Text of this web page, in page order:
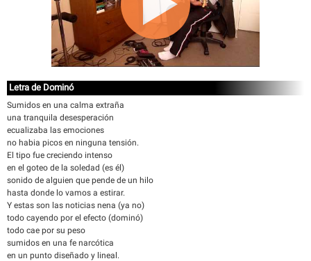
Letra de Dominó
Sumidos en una calma extraña
una tranquila desesperación
ecualizaba las emociones
no habia picos en ninguna tensión.
El tipo fue creciendo intenso
en el goteo de la soledad (es él)
sonido de alguien que pende de un hilo
hasta donde lo vamos a estirar.
Y estas son las noticias nena (ya no)
todo cayendo por el efecto (dominó)
todo cae por su peso
sumidos en una fe narcótica
en un punto diseñado y lineal.